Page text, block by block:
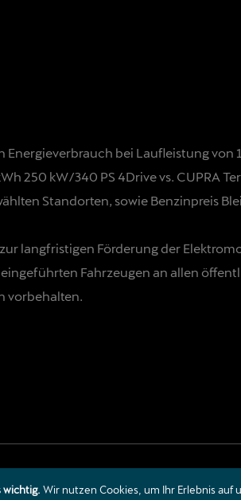
Energieverbrauch bei Laufleistung
250 kW/340 PS 4Drive vs.
Standorten, sowie Benzinpreis
langfristigen Förderung der
Fahrzeugen an allen
vorbehalten.
wichtig. Wir nutzen Cookies, um Ihr Erlebnis auf